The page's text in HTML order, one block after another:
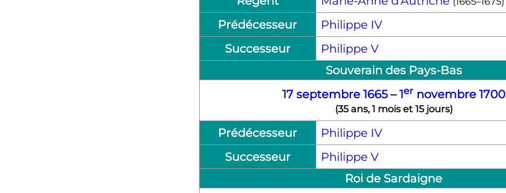
Prédécesseur Philippe IV
Successeur
Philippe V
Souverain des Pays-Bas
17 septembre 1665–1ernovembre 1700
(35 ans, 1 mois et 15 jours)
Prédécesseur Philippe IV
Successeur
Philippe V
Roi de Sardaigne